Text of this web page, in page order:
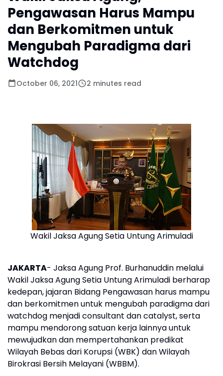
Pengawasan Harus Mampu
dan Berkomitmen untuk
Mengubah Paradigma dari
Watchdog
October 06, 2021 2 minutes read
Wakil Jaksa Agung Setia Untung Arimuladi
JAKARTA- Jaksa Agung Prof. Burhanuddin melalui
Wakil Jaksa Agung Setia Untung Arimuladi berharap
kedepan, jajaran Bidang Pengawasan harus mampu
dan berkomitmen untuk mengubah paradigma dari
watchdog menjadi consultant dan catalyst, serta
mampu mendorong satuan kerja lainnya untuk
mewujudkan dan mempertahankan predikat
Wilayah Bebas dari Korupsi (WBK) dan Wilayah
Birokrasi Bersih Melayani (WBBM).